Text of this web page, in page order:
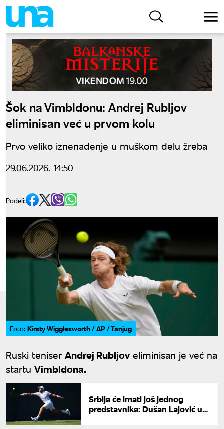
Šok na Vimbldonu: Andrej Rubljov
eliminisan već u prvom kolu
Prvo veliko iznenađenje u muškom delu žreba
29.06.2026. 14:50
Podeli:
Foto: Kirsty Wigglesworth / AP / Tanjug
Ruski teniserAndrej Rubljoveliminisan je već na
startu Vimbldona.
Srbija će imati još jednog
predstavnika: Dušan Lajović u